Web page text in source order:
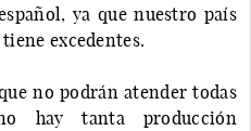
ya que nuestro país
excedentes.
no podrán atender todas
hay tanta producción